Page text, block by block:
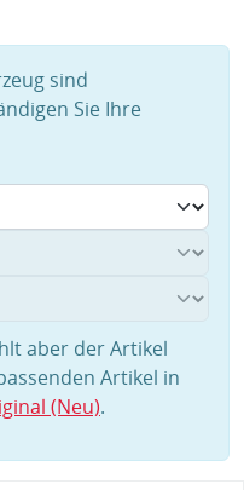
sind
Sie Ihre
aber der Artikel
Artikel in
(Neu).